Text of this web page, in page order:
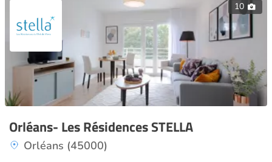
10
Orléans- Les Résidences STELLA
Orléans (45000)